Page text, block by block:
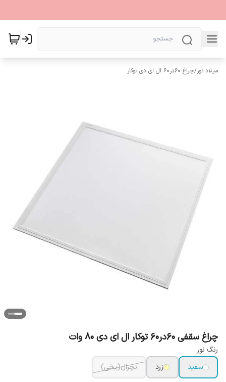
میلاد نور/چراغ 60در60 ال ای دی توکار
چراغ سقفی 60در60 توکار ال ای دی 80 وات
رنگ نور
سفید
زرد نچرال(یخی)